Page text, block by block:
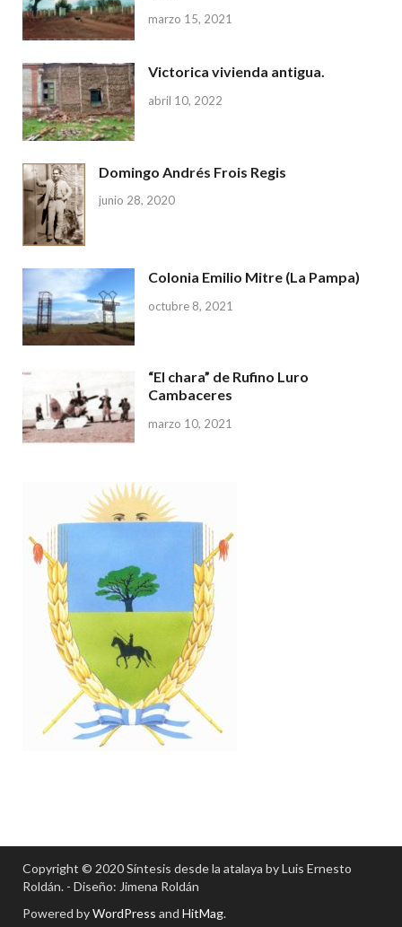
marzo 15, 2021
Victorica vivienda antigua.
abril 10, 2022
Domingo Andrés Frois Regis
junio 28, 2020
Colonia Emilio Mitre (La Pampa)
octubre 8, 2021
“El chara” de Rufino Luro
Cambaceres
marzo 10, 2021
Copyright © 2020 Síntesis desde la atalaya by Luis Ernesto
Roldán. - Diseño: Jimena Roldán
Powered byWordPress and HitMag.